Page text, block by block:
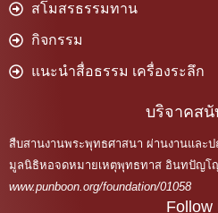
สโมสรธรรมทาน
กิจกรรม
แนะนำสื่อธรรม เครื่องระลึก
บริจาคส
สืบสานงานพระพุทธศาสนา ผ่านงานแล
มูลนิธิหอจดหมายเหตุพุทธทาส อินทปัญโ
www.punboon.org/foundation/01058
Follow